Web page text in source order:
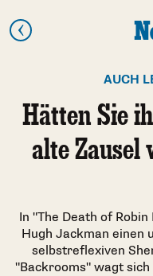
AUCH
Hätten Sie
alte Zausel
In "The Death of
Hugh Jackman einen
selbstreflexiven
"Backrooms" wagt